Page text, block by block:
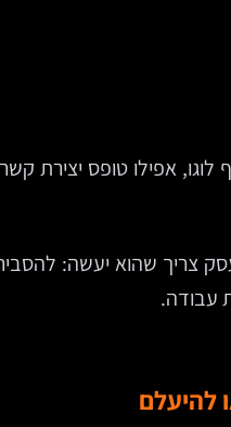
אפילו טופס יצירת
צריך שהוא יעשה:
עבודה.
להיעלם